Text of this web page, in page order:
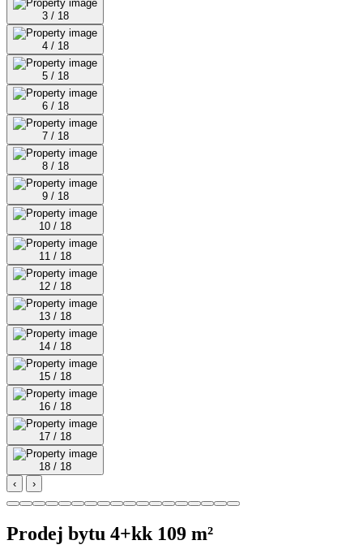
3 / 18
4 / 18
5 / 18
6 / 18
7 / 18
8 / 18
9 / 18
10 / 18
11 / 18
12 / 18
13 / 18
14 / 18
15 / 18
16 / 18
17 / 18
18 / 18
‹
›
Prodej bytu 4+kk 109 m²